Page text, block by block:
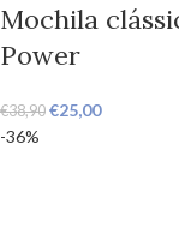
Mochila
Power
€38,90 €25,00
-36%